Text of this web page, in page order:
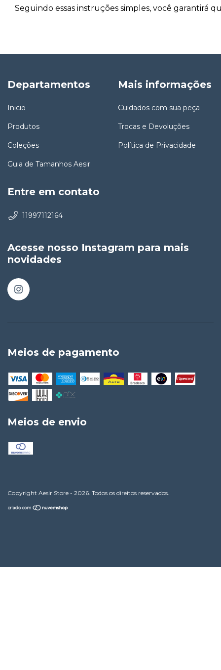
Seguindo essas instruções simples, você garantirá
Departamentos
Inicio
Produtos
Coleções
Guia de Tamanhos Aesir
Mais informações
Cuidados com sua peça
Trocas e Devoluções
Política de Privacidade
Entre em contato
11997112164
Acesse nosso Instagram para mais
novidades
Meios de pagamento
Meios de envio
Copyright Aesir Store - 2026. Todos os direitos reservados.